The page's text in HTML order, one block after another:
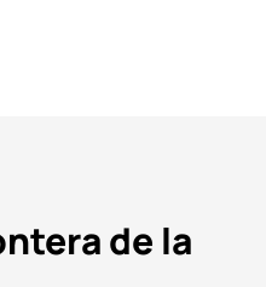
de la